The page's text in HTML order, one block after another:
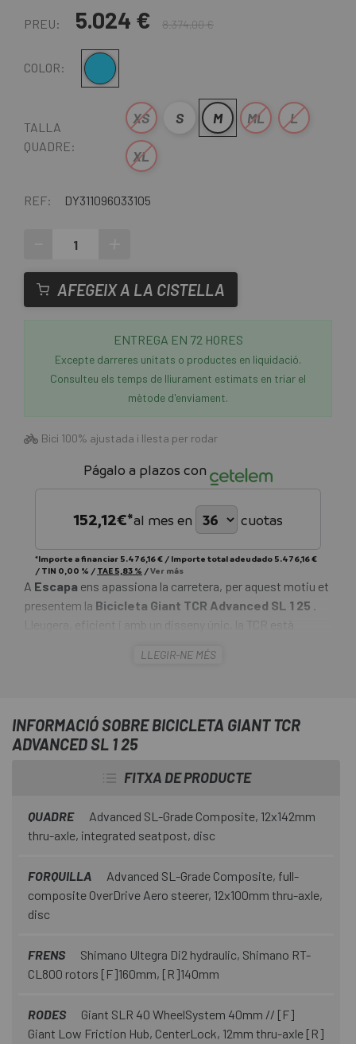
PREU: 5.024 € 8.374,00 €
COLOR: Blau
TALLA
QUADRE:
XS S M ML L
XL
REF: DY311096033105
AFEGEIX A LA CISTELLA
ENTREGA EN 72 HORES
Excepte darreres unitats o productes en liquidació.
Consulteu els temps de lliurament estimats en triar el
mètode d'enviament.
Bici 100% ajustada i llesta per rodar
Págalo a plazos con
152,12€*al mes en cuotas
*Importe a financiar 5.476,16 € / Importe total adeudado 5.476,16 €
/ TIN 0,00 % / TAE 5,83 % /Ver más
A Escapa ens apassiona la carretera, per aquest motiu et
presentem la Bicicleta Giant TCR Advanced SL 1 25 .
Lleugera, eficient i amb un disseny únic, la TCR està
bicicleta de competició de nivell WorldTour, l'elecció dels
professionals per a un rendiment polivalent. El vaixell
insígnia de la TCR utilitza la integració de sistemes i
mètodes de construcció innovadors per oferir un clar
LLEGIR-NE MÉS
INFORMACIÓ SOBRE BICICLETA GIANT TCR
ADVANCED SL 1 25
FITXA DE PRODUCTE
QUADRE
Advanced SL-Grade Composite, 12x142mm
thru-axle, integrated seatpost, disc
FORQUILLA
Advanced SL-Grade Composite, full-
composite OverDrive Aero steerer, 12x100mm thru-axle,
disc
FRENS
Shimano Ultegra Di2 hydraulic, Shimano RT-
CL800 rotors [F]160mm, [R]140mm
RODES
Giant SLR 40 WheelSystem 40mm // [F]
Giant Low Friction Hub, CenterLock, 12mm thru-axle [R]